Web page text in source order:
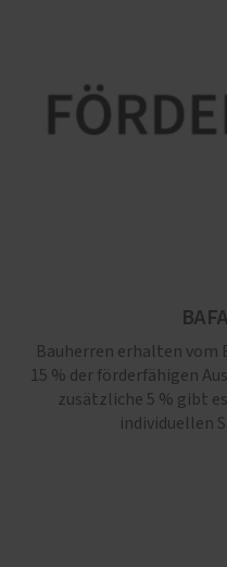
Bauherren erhalten vom
15 % der förderfähigen
zusätzliche 5 % gibt
individuellen